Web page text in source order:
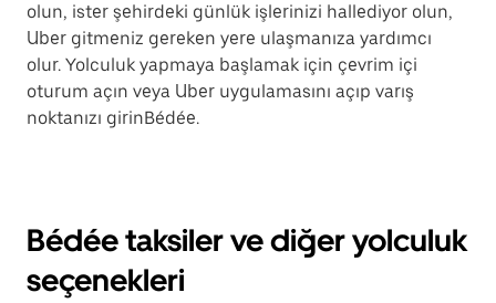
olun, ister şehirdeki günlük işlerinizi hallediyor olun,
Uber gitmeniz gereken yere ulaşmanıza yardımcı
olur. Yolculuk yapmaya başlamak için çevrim içi
oturum açın veya Uber uygulamasını açıp varış
noktanızı girinBédée.
Bédée taksiler ve diğer yolculuk
seçenekleri